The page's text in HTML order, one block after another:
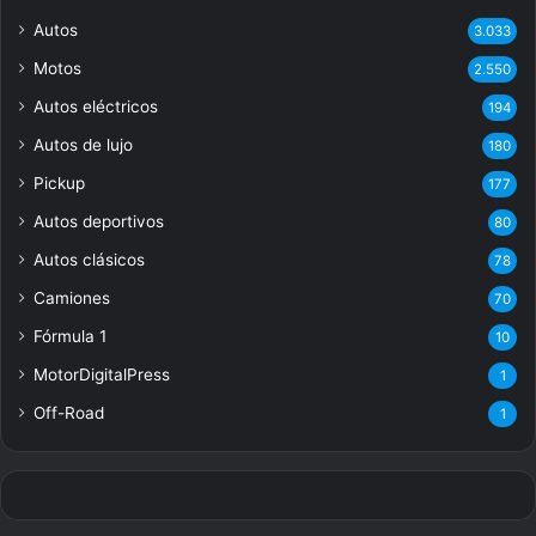
Autos 3.033
Motos 2.550
Autos eléctricos 194
Autos de lujo 180
Pickup 177
Autos deportivos 80
Autos clásicos 78
Camiones 70
Fórmula 1 10
MotorDigitalPress 1
Off-Road 1